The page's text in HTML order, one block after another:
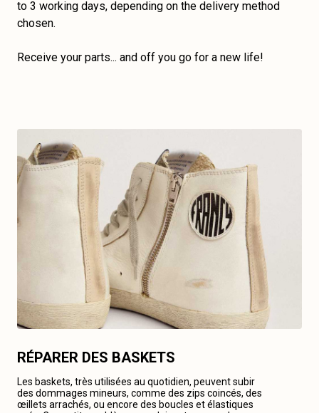
to 3 working days, depending on the delivery method
chosen.
Receive your parts... and off you go for a new life!
RÉPARER DES BASKETS
Les baskets, très utilisées au quotidien, peuvent subir
des dommages mineurs, comme des zips coincés, des
œillets arrachés, ou encore des boucles et élastiques